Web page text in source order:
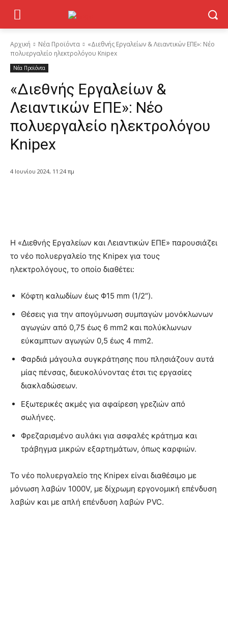
Αρχική Νέα Προϊόντα
«Διεθνής Εργαλείων & Λειαντικών ΕΠΕ»: Νέο
πολυεργαλείο ηλεκτρολόγου Knipex
Νέα Προϊόντα
«Διεθνής Εργαλείων &
Λειαντικών ΕΠΕ»: Νέο
πολυεργαλείο ηλεκτρολόγου
Knipex
4 Ιουνίου 2024, 11:24 πμ
H «Διεθνής Εργαλείων και Λειαντικών ΕΠΕ» παρουσιάζει
το νέο πολυεργαλείο της Knipex για τους
ηλεκτρολόγους, το οποίο διαθέτει:
Κόφτη καλωδίων έως Φ15 mm (1/2″).
Θέσεις για την απογύμνωση συμπαγών μονόκλωνων
αγωγών από 0,75 έως 6 mm2 και πολύκλωνων
εύκαμπτων αγωγών 0,5 έως 4 mm2.
Φαρδιά μάγουλα συγκράτησης που πλησιάζουν αυτά
μίας πένσας, διευκολύνοντας έτσι τις εργασίες
διακλαδώσεων.
Εξωτερικές ακμές για αφαίρεση γρεζιών από
σωλήνες.
Φρεζαρισμένο αυλάκι για ασφαλές κράτημα και
τράβηγμα μικρών εξαρτημάτων, όπως καρφιών.
Το νέο πολυεργαλείο της Knipex είναι διαθέσιμο με
μόνωση λαβών 1000V, με δίχρωμη εργονομική επένδυση
λαβών και με απλή επένδυση λαβών PVC.